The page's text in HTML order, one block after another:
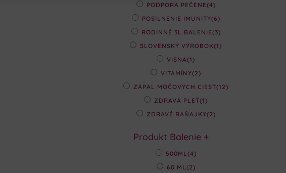
PODPORA PEČENE(4)
POSILNENIE IMUNITY(6)
RODINNÉ 3L BALENIE(3)
SLOVENSKÝ VÝROBOK(1)
VISNA(1)
VITAMÍNY(2)
ZÁPAL MOČOVÝCH CIEST(12)
ZDRAVÁ PLEŤ(1)
ZDRAVÉ RAŇAJKY(2)
Produkt Balenie +
500ML (4)
60 ML (2)